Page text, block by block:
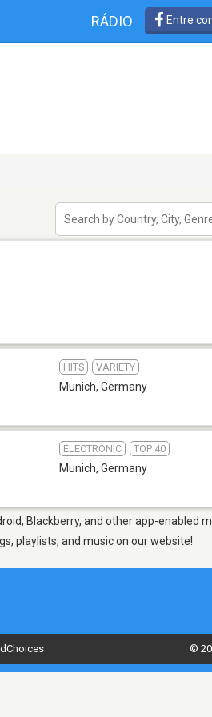
RÁDIO Entre
HITS VARIETY
Munich, Germany
ELECTRONIC TOP 40
Munich, Germany
Blackberry, and other app-enabled
playlists, and music on our website!
©